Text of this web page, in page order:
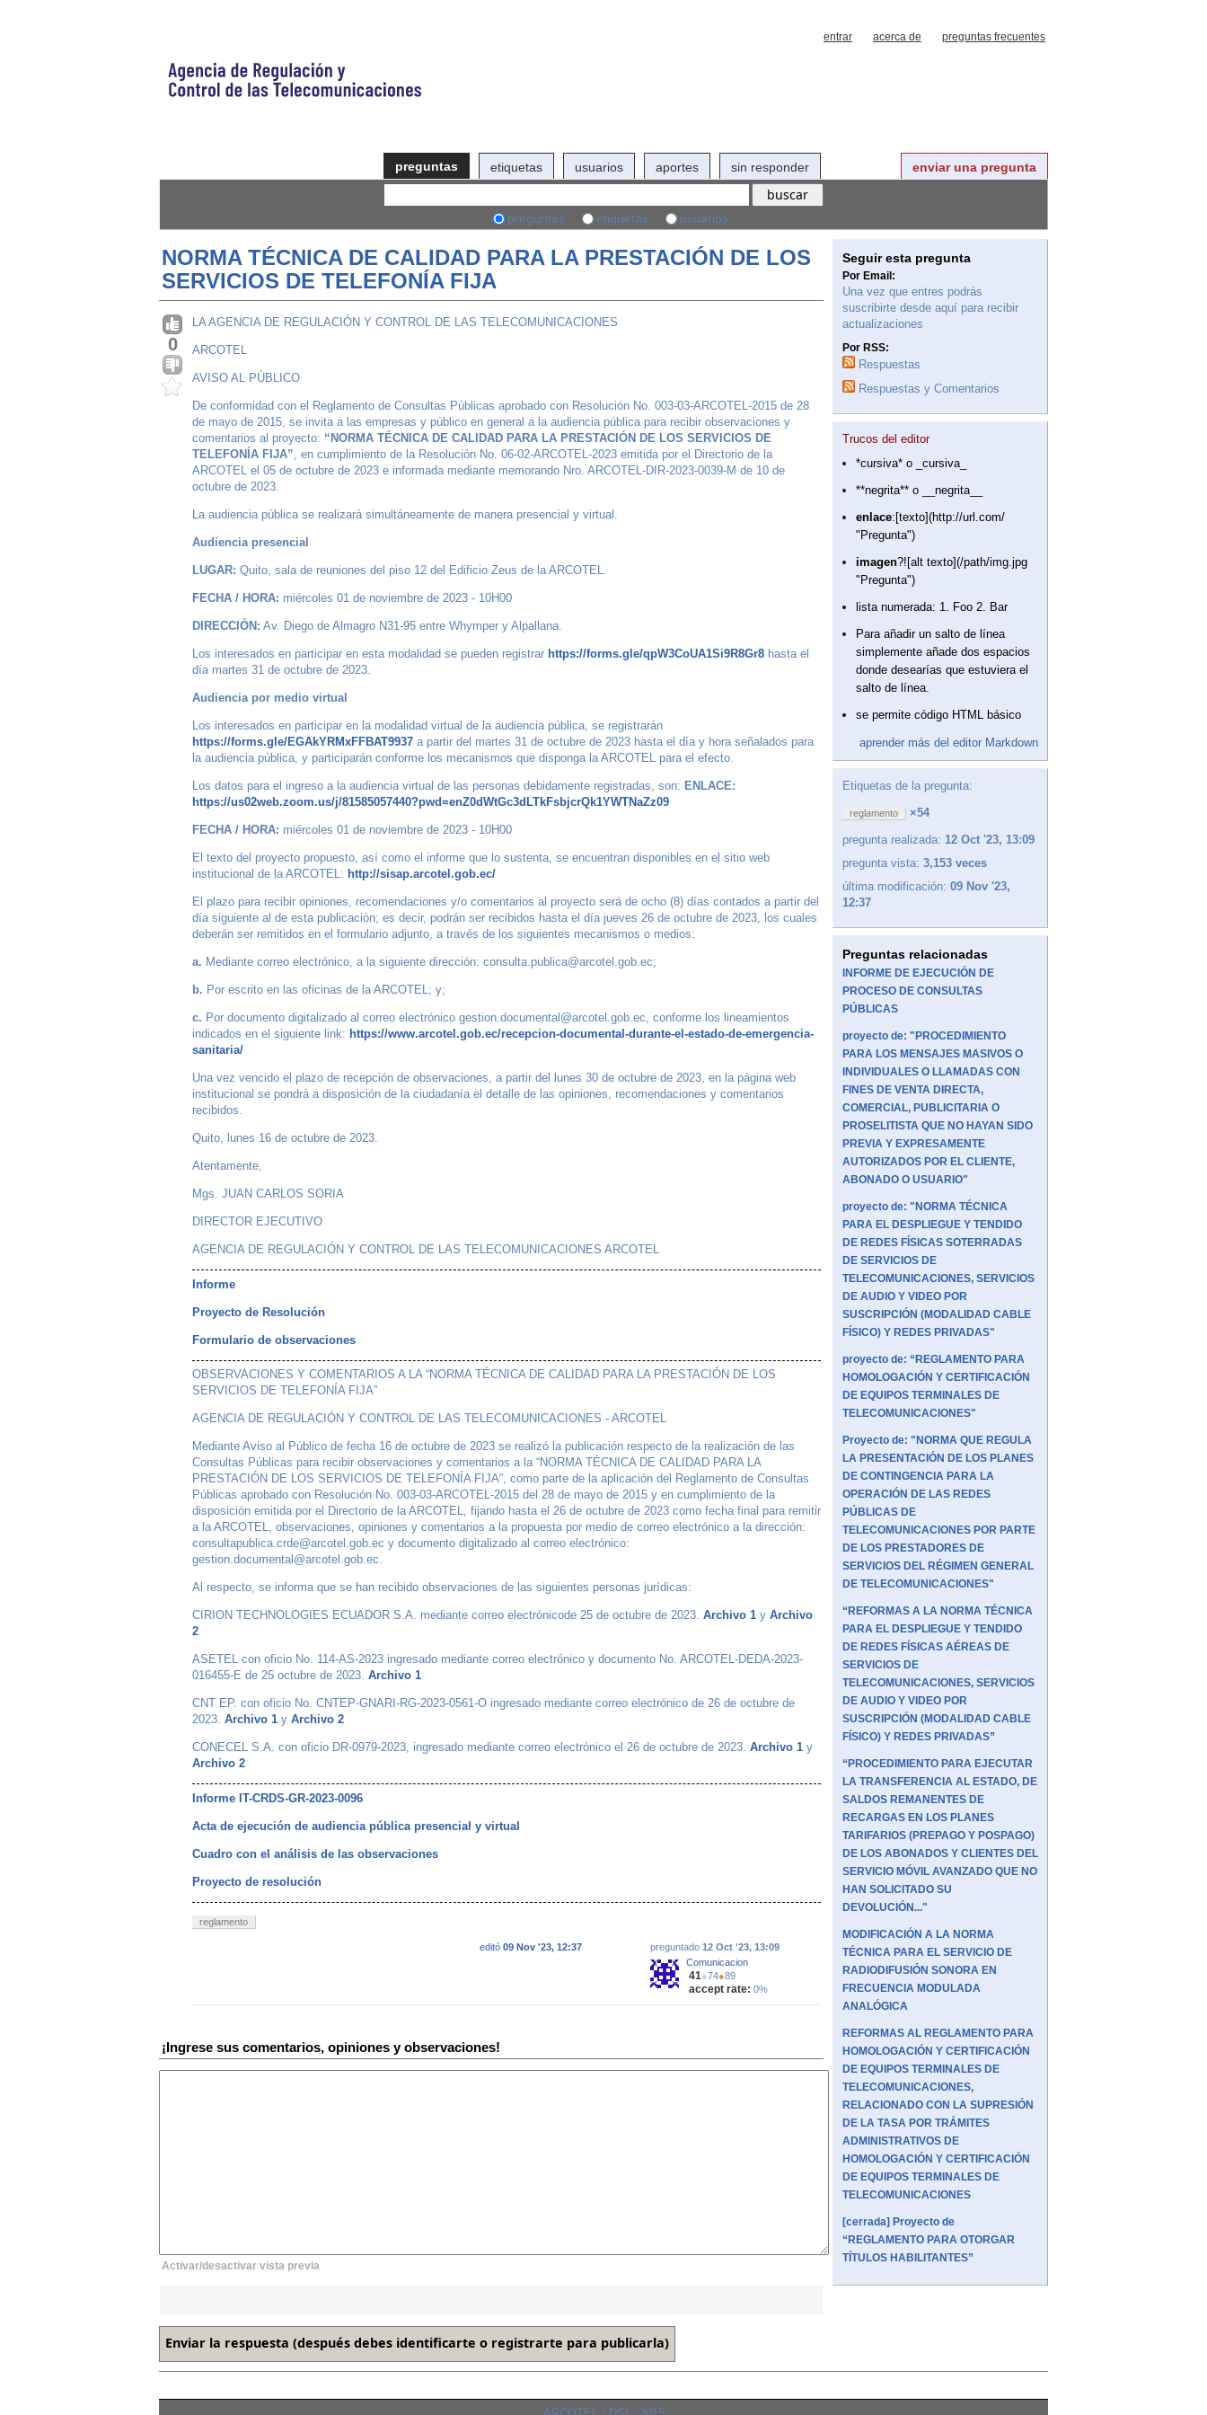
entrar acerca de preguntas frecuentes
preguntas etiquetas usuarios aportes sin responder enviar una pregunta
preguntas etiquetas usuarios
NORMA TÉCNICA DE CALIDAD PARA LA PRESTACIÓN DE LOS
SERVICIOS DE TELEFONÍA FIJA
0
LA AGENCIA DE REGULACIÓN Y CONTROL DE LAS TELECOMUNICACIONES
ARCOTEL
AVISO AL PÚBLICO
De conformidad con el Reglamento de Consultas Públicas aprobado con Resolución No. 003-03-ARCOTEL-2015 de 28
de mayo de 2015, se invita a las empresas y público en general a la audiencia pública para recibir observaciones y
comentarios al proyecto: “NORMA TÉCNICA DE CALIDAD PARA LA PRESTACIÓN DE LOS SERVICIOS DE
TELEFONÍA FIJA”, en cumplimiento de la Resolución No. 06-02-ARCOTEL-2023 emitida por el Directorio de la
ARCOTEL el 05 de octubre de 2023 e informada mediante memorando Nro. ARCOTEL-DIR-2023-0039-M de 10 de
octubre de 2023.
La audiencia pública se realizará simultáneamente de manera presencial y virtual.
Audiencia presencial
LUGAR: Quito, sala de reuniones del piso 12 del Edificio Zeus de la ARCOTEL.
FECHA / HORA: miércoles 01 de noviembre de 2023 - 10H00
DIRECCIÓN: Av. Diego de Almagro N31-95 entre Whymper y Alpallana.
Los interesados en participar en esta modalidad se pueden registrar https://forms.gle/qpW3CoUA1Si9R8Gr8 hasta el
día martes 31 de octubre de 2023.
Audiencia por medio virtual
Los interesados en participar en la modalidad virtual de la audiencia pública, se registrarán
https://forms.gle/EGAkYRMxFFBAT9937 a partir del martes 31 de octubre de 2023 hasta el día y hora señalados para
la audiencia pública, y participarán conforme los mecanismos que disponga la ARCOTEL para el efecto.
Los datos para el ingreso a la audiencia virtual de las personas debidamente registradas, son: ENLACE:
https://us02web.zoom.us/j/81585057440?pwd=enZ0dWtGc3dLTkFsbjcrQk1YWTNaZz09
FECHA / HORA: miércoles 01 de noviembre de 2023 - 10H00
El texto del proyecto propuesto, así como el informe que lo sustenta, se encuentran disponibles en el sitio web
institucional de la ARCOTEL: http://sisap.arcotel.gob.ec/
El plazo para recibir opiniones, recomendaciones y/o comentarios al proyecto será de ocho (8) días contados a partir del
día siguiente al de esta publicación; es decir, podrán ser recibidos hasta el día jueves 26 de octubre de 2023, los cuales
deberán ser remitidos en el formulario adjunto, a través de los siguientes mecanismos o medios:
a. Mediante correo electrónico, a la siguiente dirección: consulta.publica@arcotel.gob.ec;
b. Por escrito en las oficinas de la ARCOTEL; y;
c. Por documento digitalizado al correo electrónico gestion.documental@arcotel.gob.ec, conforme los lineamientos
indicados en el siguiente link: https://www.arcotel.gob.ec/recepcion-documental-durante-el-estado-de-emergencia-
sanitaria/
Una vez vencido el plazo de recepción de observaciones, a partir del lunes 30 de octubre de 2023, en la página web
institucional se pondrá a disposición de la ciudadanía el detalle de las opiniones, recomendaciones y comentarios
recibidos.
Quito, lunes 16 de octubre de 2023.
Atentamente,
Mgs. JUAN CARLOS SORIA
DIRECTOR EJECUTIVO
AGENCIA DE REGULACIÓN Y CONTROL DE LAS TELECOMUNICACIONES ARCOTEL
Informe
Proyecto de Resolución
Formulario de observaciones
OBSERVACIONES Y COMENTARIOS A LA “NORMA TÉCNICA DE CALIDAD PARA LA PRESTACIÓN DE LOS
SERVICIOS DE TELEFONÍA FIJA”
AGENCIA DE REGULACIÓN Y CONTROL DE LAS TELECOMUNICACIONES - ARCOTEL
Mediante Aviso al Público de fecha 16 de octubre de 2023 se realizó la publicación respecto de la realización de las
Consultas Públicas para recibir observaciones y comentarios a la “NORMA TÉCNICA DE CALIDAD PARA LA
PRESTACIÓN DE LOS SERVICIOS DE TELEFONÍA FIJA”, como parte de la aplicación del Reglamento de Consultas
Públicas aprobado con Resolución No. 003-03-ARCOTEL-2015 del 28 de mayo de 2015 y en cumplimiento de la
disposición emitida por el Directorio de la ARCOTEL, fijando hasta el 26 de octubre de 2023 como fecha final para remitir
a la ARCOTEL, observaciones, opiniones y comentarios a la propuesta por medio de correo electrónico a la dirección:
consultapublica.crde@arcotel.gob.ec y documento digitalizado al correo electrónico:
gestion.documental@arcotel.gob.ec.
Al respecto, se informa que se han recibido observaciones de las siguientes personas jurídicas:
CIRION TECHNOLOGIES ECUADOR S.A. mediante correo electrónicode 25 de octubre de 2023. Archivo 1 y Archivo
2
ASETEL con oficio No. 114-AS-2023 ingresado mediante correo electrónico y documento No. ARCOTEL-DEDA-2023-
016455-E de 25 octubre de 2023. Archivo 1
CNT EP. con oficio No. CNTEP-GNARI-RG-2023-0561-O ingresado mediante correo electrónico de 26 de octubre de
2023. Archivo 1 y Archivo 2
CONECEL S.A. con oficio DR-0979-2023, ingresado mediante correo electrónico el 26 de octubre de 2023. Archivo 1 y
Archivo 2
Informe IT-CRDS-GR-2023-0096
Acta de ejecución de audiencia pública presencial y virtual
Cuadro con el análisis de las observaciones
Proyecto de resolución
reglamento
preguntado 12 Oct '23, 13:09
Comunicacion
41●74●89
accept rate: 0%
editó 09 Nov '23, 12:37
¡Ingrese sus comentarios, opiniones y observaciones!
Activar/desactivar vista previa
Seguir esta pregunta
Por Email:
Una vez que entres podrás
suscribirte desde aquí para recibir
actualizaciones
Por RSS:
Respuestas
Respuestas y Comentarios
Trucos del editor
*cursiva* o _cursiva_
**negrita** o __negrita__
enlace:[texto](http://url.com/
"Pregunta")
imagen?![alt texto](/path/img.jpg
"Pregunta")
lista numerada: 1. Foo 2. Bar
Para añadir un salto de línea
simplemente añade dos espacios
donde desearías que estuviera el
salto de línea.
se permite código HTML básico
aprender más del editor Markdown
Etiquetas de la pregunta:
reglamento
×54
pregunta realizada: 12 Oct '23, 13:09
pregunta vista: 3,153 veces
última modificación: 09 Nov '23,
12:37
Preguntas relacionadas
INFORME DE EJECUCIÓN DE
PROCESO DE CONSULTAS
PÚBLICAS
proyecto de: "PROCEDIMIENTO
PARA LOS MENSAJES MASIVOS O
INDIVIDUALES O LLAMADAS CON
FINES DE VENTA DIRECTA,
COMERCIAL, PUBLICITARIA O
PROSELITISTA QUE NO HAYAN SIDO
PREVIA Y EXPRESAMENTE
AUTORIZADOS POR EL CLIENTE,
ABONADO O USUARIO"
proyecto de: "NORMA TÉCNICA
PARA EL DESPLIEGUE Y TENDIDO
DE REDES FÍSICAS SOTERRADAS
DE SERVICIOS DE
TELECOMUNICACIONES, SERVICIOS
DE AUDIO Y VIDEO POR
SUSCRIPCIÓN (MODALIDAD CABLE
FÍSICO) Y REDES PRIVADAS"
proyecto de: “REGLAMENTO PARA
HOMOLOGACIÓN Y CERTIFICACIÓN
DE EQUIPOS TERMINALES DE
TELECOMUNICACIONES"
Proyecto de: "NORMA QUE REGULA
LA PRESENTACIÓN DE LOS PLANES
DE CONTINGENCIA PARA LA
OPERACIÓN DE LAS REDES
PÚBLICAS DE
TELECOMUNICACIONES POR PARTE
DE LOS PRESTADORES DE
SERVICIOS DEL RÉGIMEN GENERAL
DE TELECOMUNICACIONES"
“REFORMAS A LA NORMA TÉCNICA
PARA EL DESPLIEGUE Y TENDIDO
DE REDES FÍSICAS AÉREAS DE
SERVICIOS DE
TELECOMUNICACIONES, SERVICIOS
DE AUDIO Y VIDEO POR
SUSCRIPCIÓN (MODALIDAD CABLE
FÍSICO) Y REDES PRIVADAS”
“PROCEDIMIENTO PARA EJECUTAR
LA TRANSFERENCIA AL ESTADO, DE
SALDOS REMANENTES DE
RECARGAS EN LOS PLANES
TARIFARIOS (PREPAGO Y POSPAGO)
DE LOS ABONADOS Y CLIENTES DEL
SERVICIO MÓVIL AVANZADO QUE NO
HAN SOLICITADO SU
DEVOLUCIÓN..."
MODIFICACIÓN A LA NORMA
TÉCNICA PARA EL SERVICIO DE
RADIODIFUSIÓN SONORA EN
FRECUENCIA MODULADA
ANALÓGICA
REFORMAS AL REGLAMENTO PARA
HOMOLOGACIÓN Y CERTIFICACIÓN
DE EQUIPOS TERMINALES DE
TELECOMUNICACIONES,
RELACIONADO CON LA SUPRESIÓN
DE LA TASA POR TRÁMITES
ADMINISTRATIVOS DE
HOMOLOGACIÓN Y CERTIFICACIÓN
DE EQUIPOS TERMINALES DE
TELECOMUNICACIONES
[cerrada] Proyecto de
“REGLAMENTO PARA OTORGAR
TÍTULOS HABILITANTES”